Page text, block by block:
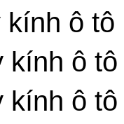
kính ô
kính ô
kính ô